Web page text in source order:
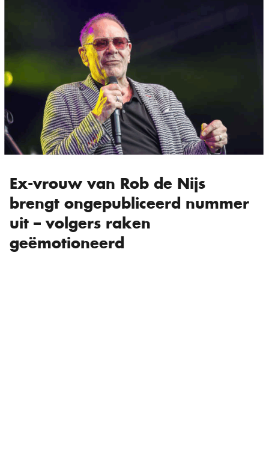
Ex-vrouw van Rob de Nijs
brengt ongepubliceerd nummer
uit – volgers raken
geëmotioneerd